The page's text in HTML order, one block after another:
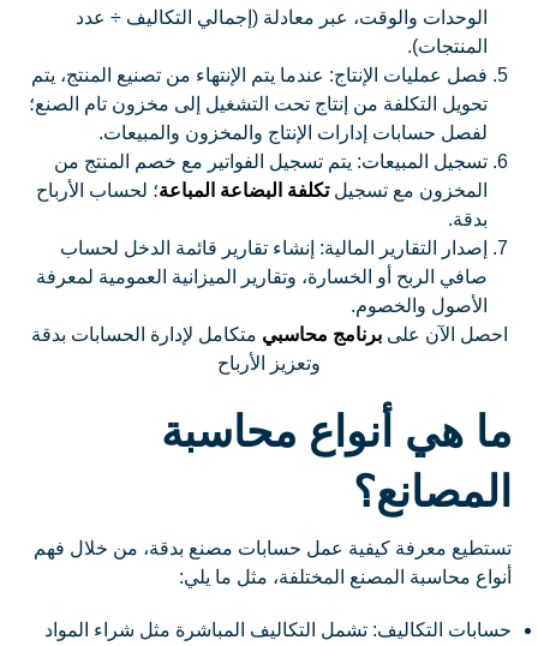
الوحدات والوقت، عبر معادلة (إجمالي التكاليف ÷ عدد
المنتجات).
فصل عمليات الإنتاج: عندما يتم الإنتهاء من تصنيع المنتج، يتم
تحويل التكلفة من إنتاج تحت التشغيل إلى مخزون تام الصنع؛
لفصل حسابات إدارات الإنتاج والمخزون والمبيعات.
تسجيل المبيعات: يتم تسجيل الفواتير مع خصم المنتج من
المخزون مع تسجيلتكلفة البضاعة المباعة؛ لحساب الأرباح
بدقة.
إصدار التقارير المالية: إنشاء تقارير قائمة الدخل لحساب
صافي الربح أو الخسارة، وتقارير الميزانية العمومية لمعرفة
الأصول والخصوم.
احصل الآن علىبرنامج محاسبي متكامل لإدارة الحسابات بدقة
وتعزيز الأرباح
ما هي أنواع محاسبة
المصانع؟
تستطيع معرفة كيفية عمل حسابات مصنع بدقة، من خلال فهم
أنواع محاسبة المصنع المختلفة، مثل ما يلي:
حسابات التكاليف: تشمل التكاليف المباشرة مثل شراء المواد